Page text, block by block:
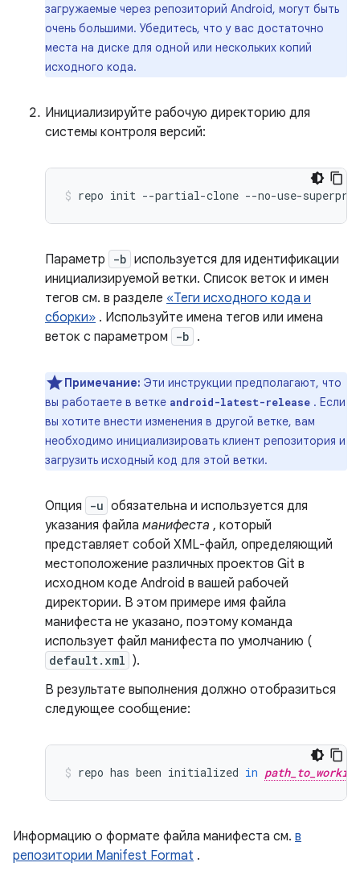
загружаемые через репозиторий Android, могут быть
очень большими. Убедитесь, что у вас достаточно
места на диске для одной или нескольких копий
исходного кода.
Инициализируйте рабочую директорию для
системы контроля версий:
repo init --partial-clone --no-use-
Параметр -b используется для идентификации
инициализируемой ветки. Список веток и имен
тегов см. в разделе «Теги исходного кода и
сборки» . Используйте имена тегов или имена
веток с параметром
-b .
Примечание: Эти инструкции предполагают, что
вы работаете в ветке android-latest-release . Если
вы хотите внести изменения в другой ветке, вам
необходимо инициализировать клиент репозитория и
загрузить исходный код для этой ветки.
Опция -u обязательна и используется для
указания файла манифеста , который
представляет собой XML-файл, определяющий
местоположение различных проектов Git в
исходном коде Android в вашей рабочей
директории. В этом примере имя файла
манифеста не указано, поэтому команда
использует файл манифеста по умолчанию (
default.xml ).
В результате выполнения должно отобразиться
следующее сообщение:
repo has been initialized in
Информацию о формате файла манифеста см. в
репозитории Manifest Format .